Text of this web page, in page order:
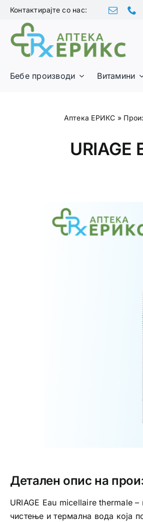
Skip
content
Контактирајте со нас:
Бебе производи Витамини
Аптека ЕРИКС »
Детален опис на
URIAGE Eau micellaire thermale
чистење и термална вода која